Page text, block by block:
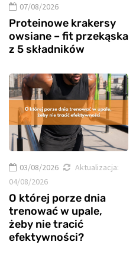
07/08/2026
Proteinowe krakersy
owsiane – fit przekąska
z 5 składników
03/08/2026
Aktualizacja:
04/08/2026
O której porze dnia
trenować w upale,
żeby nie tracić
efektywności?